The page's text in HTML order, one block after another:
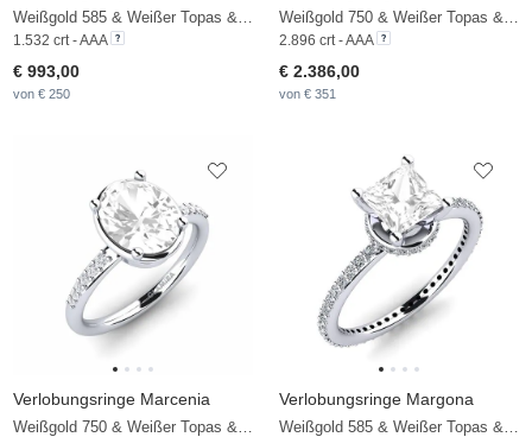
1.532 crt - AAA
€ 993,00
von € 250
2.896 crt - AAA
€ 2.386,00
von € 351
Verlobungsringe Marcenia Verlobungsringe Margona